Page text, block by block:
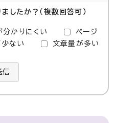
したか？（複数回答可）
分かりにくい
ページ
ない 文章量が多い
信